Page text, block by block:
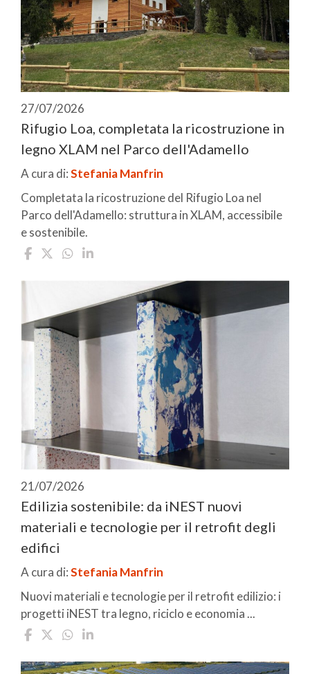
27/07/2026
Rifugio Loa, completata la ricostruzione in
legno XLAM nel Parco dell'Adamello
A cura di:Stefania Manfrin
Completata la ricostruzione del Rifugio Loa nel
Parco dell'Adamello: struttura in XLAM, accessibile
e sostenibile.
21/07/2026
Edilizia sostenibile: da iNEST nuovi
materiali e tecnologie per il retrofit degli
edifici
A cura di:Stefania Manfrin
Nuovi materiali e tecnologie per il retrofit edilizio: i
progetti iNEST tra legno, riciclo e economia ...